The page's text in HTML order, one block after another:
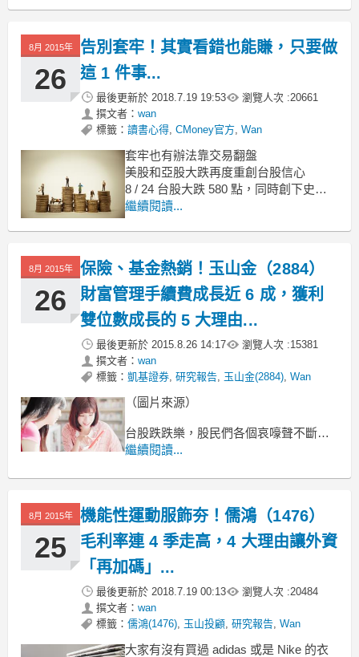
半導體的電子束晶圓檢測的核心技術，
在全世界獨佔鰲頭，真得好厲害呀！
8月 2015年
26
告別套牢！其實看錯也能賺，只要做
這 1 件事...
最後更新於 2018.7.19 19:53 瀏覽人次 :20661
撰文者： wan
標籤： 讀書心得, CMoney官方, Wan
套牢也有辦法靠交易翻盤
美股和亞股大跌再度重創台股信心
8 / 24 台股大跌 580 點，同時創下史上
最大跌幅～
真的是時機壞壞...
散戶們資產都被套牢了
繼續閱讀...
8月 2015年
26
保險、基金熱銷！玉山金（2884）
財富管理手續費成長近 6 成，獲利
雙位數成長的 5 大理由...
最後更新於 2015.8.26 14:17 瀏覽人次 :15381
撰文者： wan
標籤： 凱基證券, 研究報告, 玉山金(2884), Wan
（圖片來源）
台股跌跌樂，股民們各個哀嚎聲不斷～
所以，5 千億國安基金準備進場拯救蒼
其中「政策護盤概念股」金融股...
繼續閱讀...
8月 2015年
25
機能性運動服飾夯！儒鴻（1476）
毛利率連 4 季走高，4 大理由讓外資
「再加碼」...
最後更新於 2018.7.19 00:13 瀏覽人次 :20484
撰文者： wan
標籤： 儒鴻(1476), 玉山投顧, 研究報告, Wan
大家有沒有買過 adidas 或是 Nike 的衣